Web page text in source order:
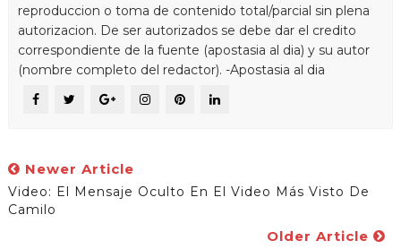
reproduccion o toma de contenido total/parcial sin plena
autorizacion. De ser autorizados se debe dar el credito
correspondiente de la fuente (apostasia al dia) y su autor
(nombre completo del redactor). -Apostasia al dia
Newer Article
Video: El Mensaje Oculto En El Video Más Visto De
Camilo
Older Article